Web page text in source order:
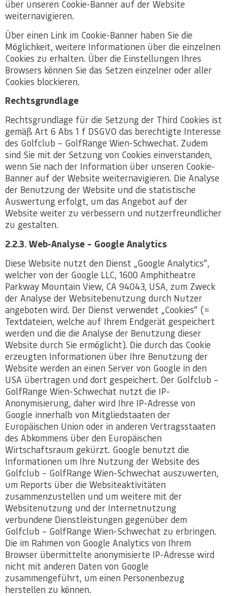
über unseren Cookie-Banner auf der Website
weiternavigieren.
Über einen Link im Cookie-Banner haben Sie die
Möglichkeit, weitere Informationen über die einzelnen
Cookies zu erhalten. Über die Einstellungen Ihres
Browsers können Sie das Setzen einzelner oder aller
Cookies blockieren.
Rechtsgrundlage
Rechtsgrundlage für die Setzung der Third Cookies ist
gemäß Art 6 Abs 1 f DSGVO das berechtigte Interesse
des Golfclub – GolfRange Wien-Schwechat. Zudem
sind Sie mit der Setzung von Cookies einverstanden,
wenn Sie nach der Information über unseren Cookie-
Banner auf der Website weiternavigieren. Die Analyse
der Benutzung der Website und die statistische
Auswertung erfolgt, um das Angebot auf der
Website weiter zu verbessern und nutzerfreundlicher
zu gestalten.
2.2.3. Web-Analyse – Google Analytics
Diese Website nutzt den Dienst „Google Analytics“,
welcher von der Google LLC, 1600 Amphitheatre
Parkway Mountain View, CA 94043, USA, zum Zweck
der Analyse der Websitebenutzung durch Nutzer
angeboten wird. Der Dienst verwendet „Cookies“ (=
Textdateien, welche auf Ihrem Endgerät gespeichert
werden und die die Analyse der Benutzung dieser
Website durch Sie ermöglicht). Die durch das Cookie
erzeugten Informationen über Ihre Benutzung der
Website werden an einen Server von Google in den
USA übertragen und dort gespeichert. Der Golfclub –
GolfRange Wien-Schwechat nutzt die IP-
Anonymisierung, daher wird Ihre IP-Adresse von
Google innerhalb von Mitgliedstaaten der
Europäischen Union oder in anderen Vertragsstaaten
des Abkommens über den Europäischen
Wirtschaftsraum gekürzt. Google benutzt die
Informationen um Ihre Nutzung der Website des
Golfclub – GolfRange Wien-Schwechat auszuwerten,
um Reports über die Websiteaktivitäten
zusammenzustellen und um weitere mit der
Websitenutzung und der Internetnutzung
verbundene Dienstleistungen gegenüber dem
Golfclub – GolfRange Wien-Schwechat zu erbringen.
Die im Rahmen von Google Analytics von Ihrem
Browser übermittelte anonymisierte IP-Adresse wird
nicht mit anderen Daten von Google
zusammengeführt, um einen Personenbezug
herstellen zu können.